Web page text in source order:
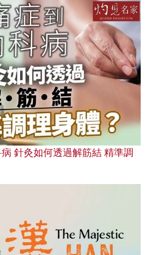
針灸如何透過解筋結 精準調